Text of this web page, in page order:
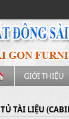
GIỚI THIỆU
TỦ TÀI LIỆU